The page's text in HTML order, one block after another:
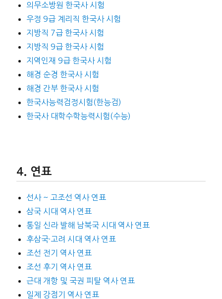
의무소방원 한국사 시험
우정 9급 계리직 한국사 시험
지방직 7급 한국사 시험
지방직 9급 한국사 시험
지역인재 9급 한국사 시험
해경 순경 한국사 시험
해경 간부 한국사 시험
한국사능력검정시험(한능검)
한국사 대학수학능력시험(수능)
연표
선사 ~ 고조선 역사 연표
삼국 시대 역사 연표
통일 신라 발해 남북국 시대 역사 연표
후삼국·고려 시대 역사 연표
조선 전기 역사 연표
조선 후기 역사 연표
근대 개항 및 국권 피탈 역사 연표
일제 강점기 역사 연표